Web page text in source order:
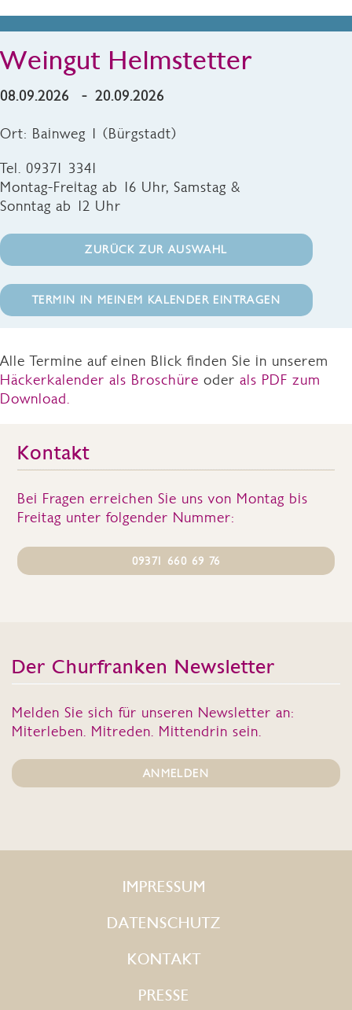
Weingut Helmstetter
08.09.2026 - 20.09.2026
Ort: Bainweg 1 (Bürgstadt)
Tel. 09371 3341
Montag-Freitag ab 16 Uhr, Samstag &
Sonntag ab 12 Uhr
ZURÜCK ZUR AUSWAHL
TERMIN IN MEINEM KALENDER EINTRAGEN
Alle Termine auf einen Blick finden Sie in unserem
Häckerkalender als Broschüre oder als PDF zum
Download.
Kontakt
Bei Fragen erreichen Sie uns von Montag bis
Freitag unter folgender Nummer:
09371 660 69 76
Der Churfranken Newsletter
Melden Sie sich für unseren Newsletter an:
Miterleben. Mitreden. Mittendrin sein.
ANMELDEN
IMPRESSUM
DATENSCHUTZ
KONTAKT
PRESSE